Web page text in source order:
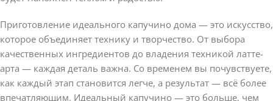
Приготовление идеального капучино дома — это искусство,
которое объединяет технику и творчество. От выбора
качественных ингредиентов до владения техникой латте-
арта — каждая деталь важна. Со временем вы почувствуете,
как каждый этап становится легче, а результат — всё более
впечатляющим. Идеальный капучино — это больше, чем